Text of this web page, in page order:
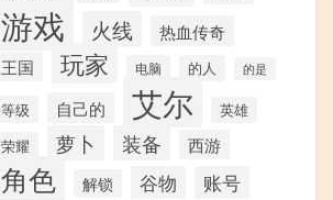
游戏 火线 热血传奇
王国 玩家 电脑 的人 的是
等级 自己的 艾尔 英雄
荣耀 萝卜 装备 西游
角色 解锁 谷物 账号